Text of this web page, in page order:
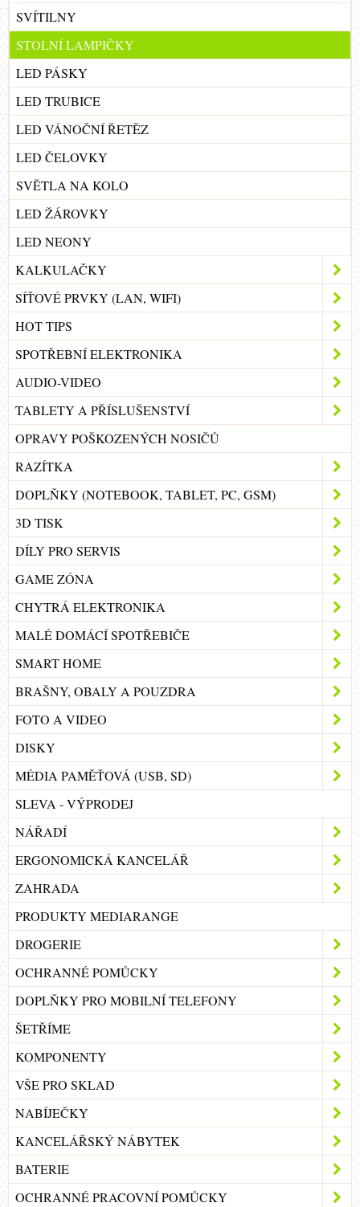
SVÍTILNY
STOLNÍ LAMPIČKY
LED PÁSKY
LED TRUBICE
LED VÁNOČNÍ ŘETĚZ
LED ČELOVKY
SVĚTLA NA KOLO
LED ŽÁROVKY
LED NEONY
KALKULAČKY
SÍŤOVÉ PRVKY (LAN, WIFI)
HOT TIPS
SPOTŘEBNÍ ELEKTRONIKA
AUDIO-VIDEO
TABLETY A PŘÍSLUŠENSTVÍ
OPRAVY POŠKOZENÝCH NOSIČŮ
RAZÍTKA
DOPLŇKY (NOTEBOOK, TABLET, PC, GSM)
3D TISK
DÍLY PRO SERVIS
GAME ZÓNA
CHYTRÁ ELEKTRONIKA
MALÉ DOMÁCÍ SPOTŘEBIČE
SMART HOME
BRAŠNY, OBALY A POUZDRA
FOTO A VIDEO
DISKY
MÉDIA PAMĚŤOVÁ (USB, SD)
SLEVA - VÝPRODEJ
NÁŘADÍ
ERGONOMICKÁ KANCELÁŘ
ZAHRADA
PRODUKTY MEDIARANGE
DROGERIE
OCHRANNÉ POMŮCKY
DOPLŇKY PRO MOBILNÍ TELEFONY
ŠETŘÍME
KOMPONENTY
VŠE PRO SKLAD
NABÍJEČKY
KANCELÁŘSKÝ NÁBYTEK
BATERIE
OCHRANNÉ PRACOVNÍ POMŮCKY